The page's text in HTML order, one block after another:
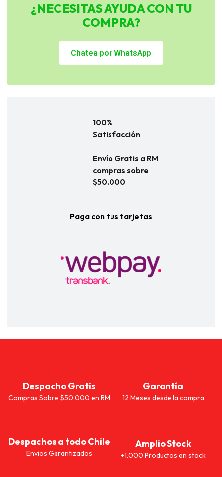
¿NECESITAS AYUDA CON TU
COMPRA?
Chatea por WhatsApp
100%
Satisfacción
Envío Gratis a RM
compras sobre
$50.000
Paga con tus tarjetas
Despacho Gratis
Compras Sobre $50.000 en RM
Garantía
12 Meses desde la compra
Despachos a todo Chile
Envios Garantizados
Amplio Stock
+1.000 Productos en stock